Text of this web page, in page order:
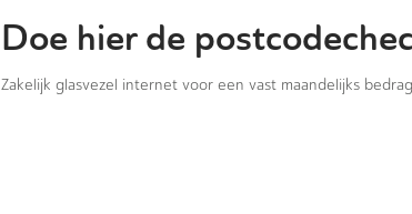
Doe hier de
Zakelijk glasvezel internet voor een vast maandelijks